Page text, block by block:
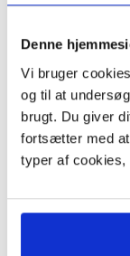
Denne
Vi bruger
og til at
brugt. Du giver
fortsætter med
typer af cookies,
KØB 5+ OG FÅ
Nilfisk Elite